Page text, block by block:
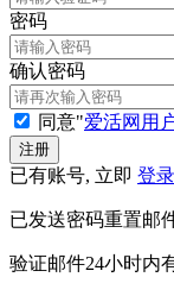
密码
确认密码
同意"爱活网用
已有账号, 立即 登录
已发送密码重置邮
验证邮件24小时内